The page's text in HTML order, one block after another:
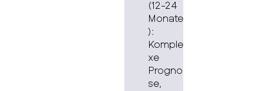
(12-24
Monate
):
Komple
xe
Progno
se,